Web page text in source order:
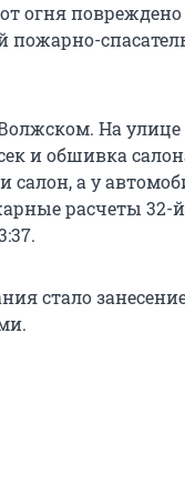
огня повреждено
На улице
и обшивка
салон, а у
расчеты 32-
стало